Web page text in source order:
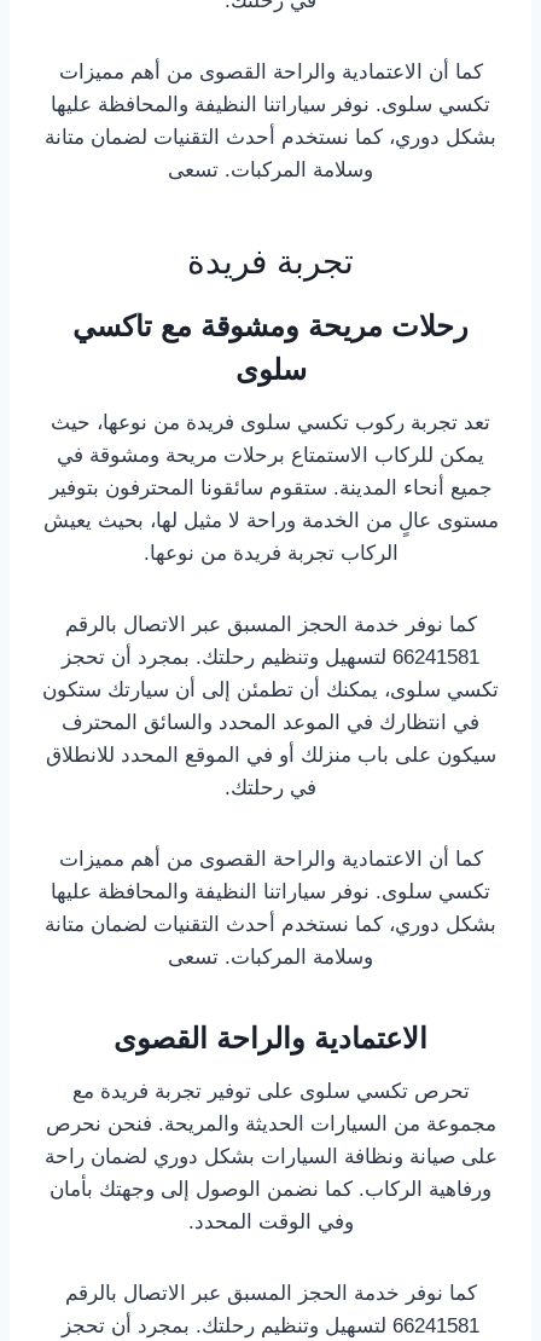
كما أن الاعتمادية والراحة القصوى من أهم مميزات
تكسي سلوى. نوفر سياراتنا النظيفة والمحافظة عليها
بشكل دوري، كما نستخدم أحدث التقنيات لضمان متانة
وسلامة المركبات. تسعى
تجربة فريدة
رحلات مريحة ومشوقة مع تاكسي
سلوى
تعد تجربة ركوب تكسي سلوى فريدة من نوعها، حيث
يمكن للركاب الاستمتاع برحلات مريحة ومشوقة في
جميع أنحاء المدينة. ستقوم سائقونا المحترفون بتوفير
مستوى عالٍ من الخدمة وراحة لا مثيل لها، بحيث يعيش
الركاب تجربة فريدة من نوعها.
كما نوفر خدمة الحجز المسبق عبر الاتصال بالرقم
66241581 لتسهيل وتنظيم رحلتك. بمجرد أن تحجز
تكسي سلوى، يمكنك أن تطمئن إلى أن سيارتك ستكون
في انتظارك في الموعد المحدد والسائق المحترف
سيكون على باب منزلك أو في الموقع المحدد للانطلاق
في رحلتك.
كما أن الاعتمادية والراحة القصوى من أهم مميزات
تكسي سلوى. نوفر سياراتنا النظيفة والمحافظة عليها
بشكل دوري، كما نستخدم أحدث التقنيات لضمان متانة
وسلامة المركبات. تسعى
الاعتمادية والراحة القصوى
تحرص تكسي سلوى على توفير تجربة فريدة مع
مجموعة من السيارات الحديثة والمريحة. فنحن نحرص
على صيانة ونظافة السيارات بشكل دوري لضمان راحة
ورفاهية الركاب. كما نضمن الوصول إلى وجهتك بأمان
وفي الوقت المحدد.
كما نوفر خدمة الحجز المسبق عبر الاتصال بالرقم
66241581 لتسهيل وتنظيم رحلتك. بمجرد أن تحجز